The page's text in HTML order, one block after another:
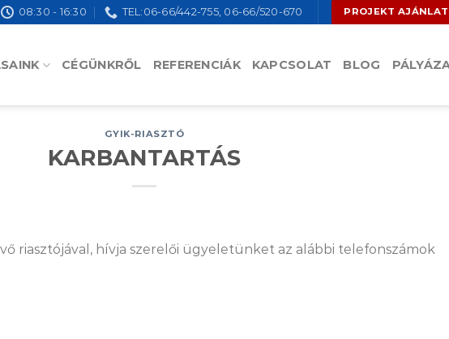
08:30 - 16:30 TEL:06-66/442-755, 06-66/520-670 PROJEKT
CÉGÜNKRŐL REFERENCIÁK KAPCSOLAT BLOG
GYIK-RIASZTÓ
KARBANTARTÁS
riasztójával, hívja szerelői ügyeletünket az alábbi telefonszámok